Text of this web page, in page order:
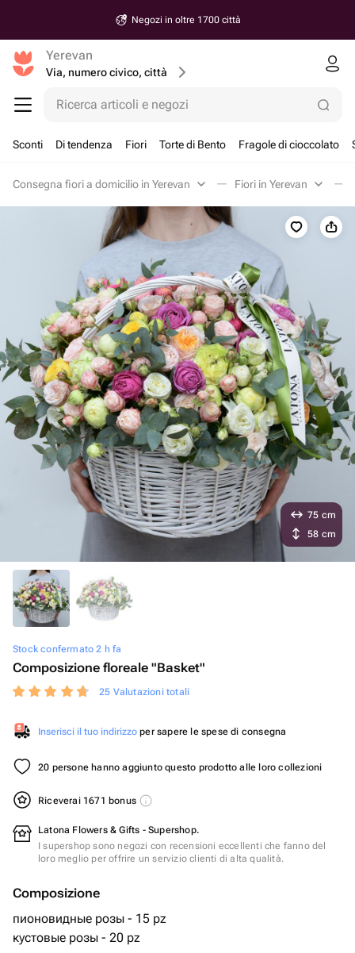
Negozi in oltre 1700 città
Yerevan
Via, numero civico, città
Ricerca articoli e negozi
Sconti Di tendenza Fiori Torte di Bento Fragole di cioccolato
Consegna fiori a domicilio in Yerevan Fiori in Yerevan
Stock confermato 2 h fa
Composizione floreale "Basket"
25 Valutazioni totali
Inserisci il tuo indirizzo per sapere le spese di consegna
20 persone hanno aggiunto questo prodotto alle loro collezioni
Riceverai 1671 bonus
Latona Flowers & Gifts - Supershop.
I supershop sono negozi con recensioni eccellenti che fanno del
loro meglio per offrire un servizio clienti di alta qualità.
Composizione
пионовидные розы - 15 pz
кустовые розы - 20 pz
75 cm
58 cm